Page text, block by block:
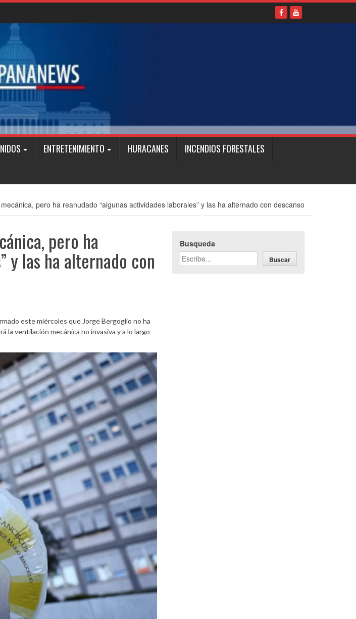
ENTRETENIMIENTO HURACANES
INCENDIOS FORESTALES
pero ha reanudado “algunas actividades laborales” y las ha alternado con descanso
pero ha
y las ha alternado con
este miércoles que Jorge Bergoglio no ha
la ventilación mecánica no invasiva y a lo largo
Busqueda
Buscar